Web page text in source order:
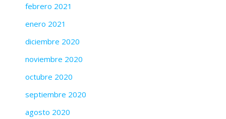
febrero 2021
enero 2021
diciembre 2020
noviembre 2020
octubre 2020
septiembre 2020
agosto 2020